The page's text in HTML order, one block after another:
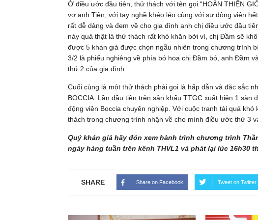
Ở điều ước đầu tiên, thử thách với tên gọi “HOÀN THIỆN
vợ anh Tiên, với tay nghề khéo léo cùng với sự động viên
rất dễ dàng và đem về cho gia đình anh chị điều ước đầu
này quả thật là thử thách rất khó khăn bởi vì, chị Đầm sẽ
được 5 khán giả được chọn ngẫu nhiên trong chương trình
3/2 là phiếu nghiêng về phía bó hoa chị Đầm bó, anh Đầm
thứ 2 của gia đình.
Cuối cùng là một thử thách phải gọi là hấp dẫn và đặc sắc
BOCCIA. Lần đầu tiên trên sân khấu TTGC xuất hiện 1
động viên Boccia chuyên nghiệp. Với cuộc tranh tài quá
thách trong chương trình nhận về cho mình điều ước thứ 3
Quý khán giả hãy đón xem hành trình chương trình
ngày hàng tuần trên kênh THVL1 và phát lại lúc 16h30
SHARE Share on Facebook Tweet on Twitter